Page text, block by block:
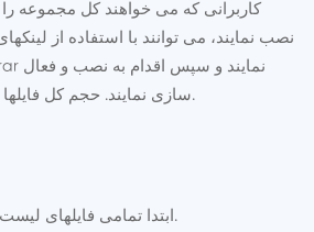
کاربرانی که می خواهند کل مجموعه را
نصب نمایند، می توانند با استفاده از
سازی نمایند. حجم کل فایلها 5.84 گیگا بایت می باشد.
ابتدا تمامی فایلهای لیست زیر را دانلود نمایید.